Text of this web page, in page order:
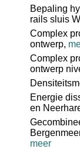
Bepaling
rails sluis
Complex
ontwerp,
Complex
ontwerp
Energie
en
meer